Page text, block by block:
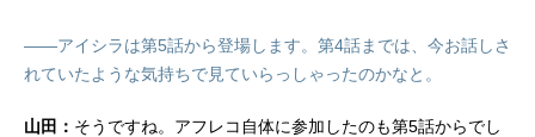
――アイシラは第5話から登場します。第4話までは、今お話しさ
れていたような気持ちで見ていらっしゃったのかなと。
山田： そうですね。アフレコ自体に参加したのも第5話からでし